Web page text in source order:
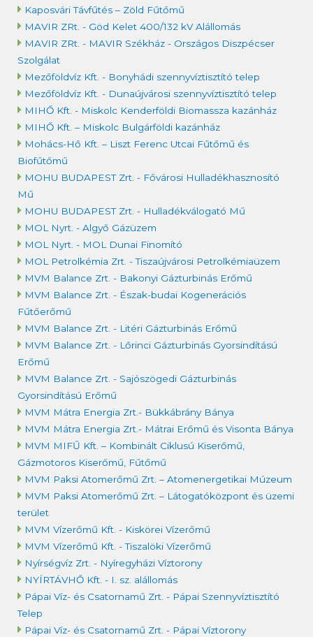
Kaposvári Távfűtés – Zöld Fűtőmű
MAVIR ZRt. - Göd Kelet 400/132 kV Alállomás
MAVIR ZRt. - MAVIR Székház - Országos Diszpécser
Szolgálat
Mezőföldvíz Kft. - Bonyhádi szennyvíztisztító telep
Mezőföldvíz Kft. - Dunaújvárosi szennyvíztisztító telep
MIHŐ Kft. - Miskolc Kenderföldi Biomassza kazánház
MIHŐ Kft. – Miskolc Bulgárföldi kazánház
Mohács-Hő Kft. – Liszt Ferenc Utcai Fűtőmű és
Biofűtőmű
MOHU BUDAPEST Zrt. - Fővárosi Hulladékhasznosító
Mű
MOHU BUDAPEST Zrt. - Hulladékválogató Mű
MOL Nyrt. - Algyő Gázüzem
MOL Nyrt. - MOL Dunai Finomító
MOL Petrolkémia Zrt. - Tiszaújvárosi Petrolkémiaüzem
MVM Balance Zrt. - Bakonyi Gázturbinás Erőmű
MVM Balance Zrt. - Észak-budai Kogenerációs
Fűtőerőmű
MVM Balance Zrt. - Litéri Gázturbinás Erőmű
MVM Balance Zrt. - Lőrinci Gázturbinás Gyorsindítású
Erőmű
MVM Balance Zrt. - Sajószögedi Gázturbinás
Gyorsindítású Erőmű
MVM Mátra Energia Zrt.- Bükkábrány Bánya
MVM Mátra Energia Zrt.- Mátrai Erőmű és Visonta Bánya
MVM MIFŰ Kft. – Kombinált Ciklusú Kiserőmű,
Gázmotoros Kiserőmű, Fűtőmű
MVM Paksi Atomerőmű Zrt. – Atomenergetikai Múzeum
MVM Paksi Atomerőmű Zrt. – Látogatóközpont és üzemi
terület
MVM Vízerőmű Kft. - Kiskörei Vízerőmű
MVM Vízerőmű Kft. - Tiszalöki Vízerőmű
Nyírségvíz Zrt. - Nyíregyházi Víztorony
NYÍRTÁVHŐ Kft. - I. sz. alállomás
Pápai Víz- és Csatornamű Zrt. - Pápai Szennyvíztisztító
Telep
Pápai Víz- és Csatornamű Zrt. - Pápai Víztorony